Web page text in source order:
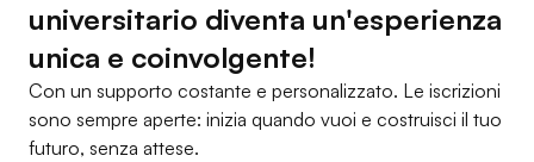
universitario diventa un'esperienza
unica e coinvolgente!
Con un supporto costante e personalizzato. Le iscrizioni
sono sempre aperte: inizia quando vuoi e costruisci il tuo
futuro, senza attese.